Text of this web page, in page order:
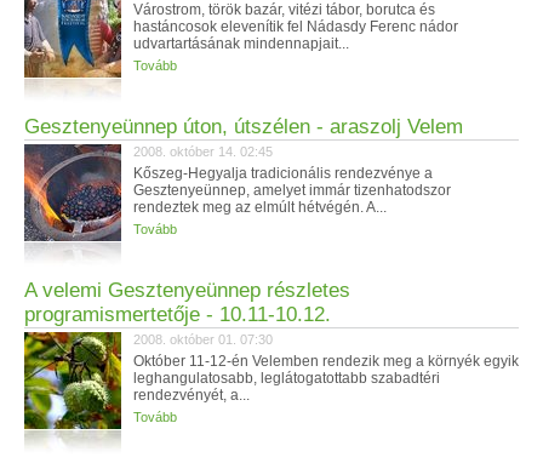
Várostrom, török bazár, vitézi tábor, borutca és
hastáncosok elevenítik fel Nádasdy Ferenc nádor
udvartartásának mindennapjait...
Tovább
Gesztenyeünnep úton, útszélen - araszolj Velem
2008. október 14. 02:45
Kőszeg-Hegyalja tradicionális rendezvénye a
Gesztenyeünnep, amelyet immár tizenhatodszor
rendeztek meg az elmúlt hétvégén. A...
Tovább
A velemi Gesztenyeünnep részletes
programismertetője - 10.11-10.12.
2008. október 01. 07:30
Október 11-12-én Velemben rendezik meg a környék egyik
leghangulatosabb, leglátogatottabb szabadtéri
rendezvényét, a...
Tovább